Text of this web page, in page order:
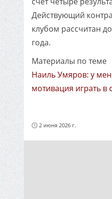
Действующий
клубом рассчитан
года.
Материалы по теме
Наиль Умяров: у
мотивация играть в
2 июня 2026 г.